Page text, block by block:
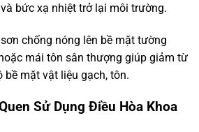
bức xạ nhiệt trở lại môi trường.
chống nóng lên bề mặt tường
mái tôn sân thượng giúp giảm từ
bề mặt vật liệu gạch, tôn.
Sử Dụng Điều Hòa Khoa